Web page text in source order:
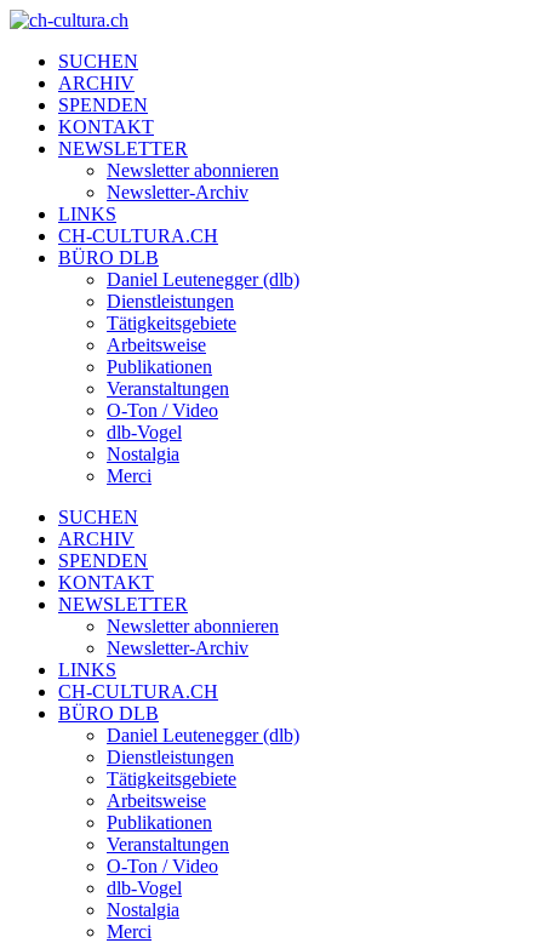
SUCHEN
ARCHIV
SPENDEN
KONTAKT
NEWSLETTER
Newsletter abonnieren
Newsletter-Archiv
LINKS
CH-CULTURA.CH
BÜRO DLB
Daniel Leutenegger (dlb)
Dienstleistungen
Tätigkeitsgebiete
Arbeitsweise
Publikationen
Veranstaltungen
O-Ton / Video
dlb-Vogel
Nostalgia
Merci
SUCHEN
ARCHIV
SPENDEN
KONTAKT
NEWSLETTER
Newsletter abonnieren
Newsletter-Archiv
LINKS
CH-CULTURA.CH
BÜRO DLB
Daniel Leutenegger (dlb)
Dienstleistungen
Tätigkeitsgebiete
Arbeitsweise
Publikationen
Veranstaltungen
O-Ton / Video
dlb-Vogel
Nostalgia
Merci